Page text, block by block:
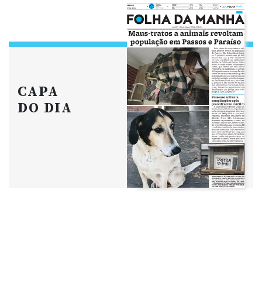
CAPA
DO DIA